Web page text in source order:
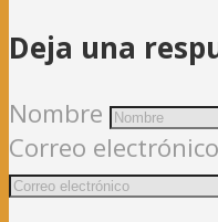
Deja una
Nombre
Correo electrónico